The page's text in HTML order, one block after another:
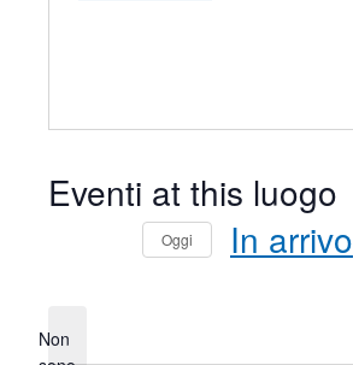
Eventi at this luogo
Non
Oggi In arrivo